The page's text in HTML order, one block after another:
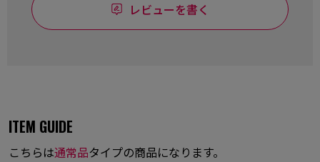
レビューを書く
ITEM GUIDE
こちらは通常品タイプの商品になります。